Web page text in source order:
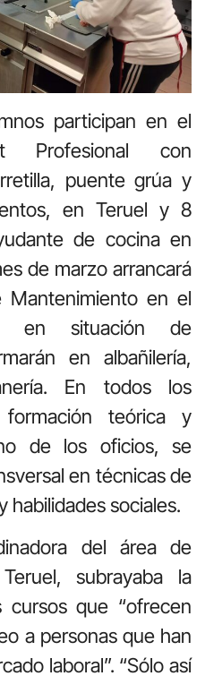
participan en el
Profesional con
puente grúa y
en Teruel y 8
de cocina en
de marzo arrancará
en el
en situación de
en albañilería,
En todos los
teórica y
de los oficios, se
en técnicas de
habilidades sociales.
del área de
subrayaba la
cursos que “ofrecen
a personas que han
laboral”. “Sólo así